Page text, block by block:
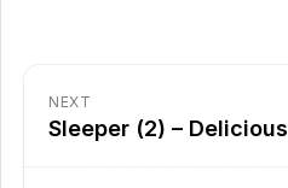
NEXT
Sleeper (2) – Delicious